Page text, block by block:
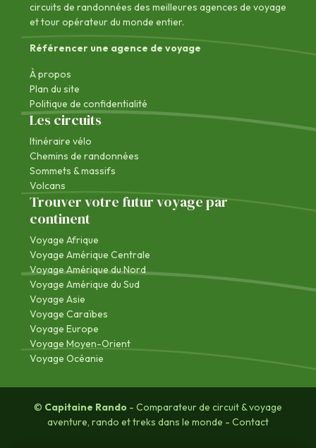
circuits de randonnées des meilleures agences de voyage
et tour opérateur du monde entier.
Référencer une agence de voyage
À propos
Plan du site
Politique de confidentialité
Les circuits
Itinéraire vélo
Chemins de randonnées
Sommets & massifs
Volcans
Trouver votre futur voyage par
continent
Voyage Afrique
Voyage Amérique Centrale
Voyage Amérique du Nord
Voyage Amérique du Sud
Voyage Asie
Voyage Caraïbes
Voyage Europe
Voyage Moyen-Orient
Voyage Océanie
© Capitaine Rando - Comparateur de circuit & voyage
aventure, rando et treks dans le monde - Contact